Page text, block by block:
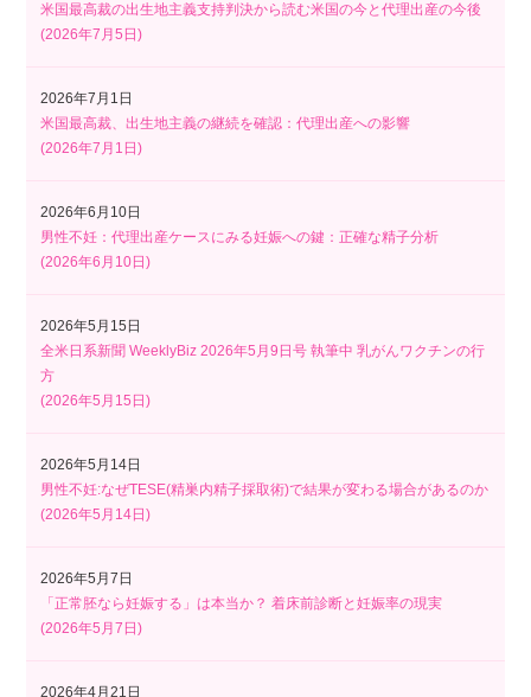
米国最高裁の出生地主義支持判決から読む米国の今と代理出産の今後
(2026年7月5日)
2026年7月1日
米国最高裁、出生地主義の継続を確認：代理出産への影響
(2026年7月1日)
2026年6月10日
男性不妊：代理出産ケースにみる妊娠への鍵：正確な精子分析
(2026年6月10日)
2026年5月15日
全米日系新聞 WeeklyBiz 2026年5月9日号 執筆中 乳がんワクチンの行
方
(2026年5月15日)
2026年5月14日
男性不妊:なぜTESE(精巣内精子採取術)で結果が変わる場合があるのか
(2026年5月14日)
2026年5月7日
「正常胚なら妊娠する」は本当か？ 着床前診断と妊娠率の現実
(2026年5月7日)
2026年4月21日